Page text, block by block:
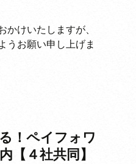
かけいたしますが、
うお願い申し上げま
！ペイフォワ
【４社共同】